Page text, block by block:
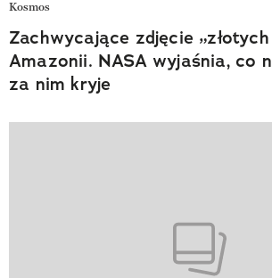
Kosmos
Zachwycające zdjęcie
Amazonii. NASA wyjaśnia, co
za nim kryje